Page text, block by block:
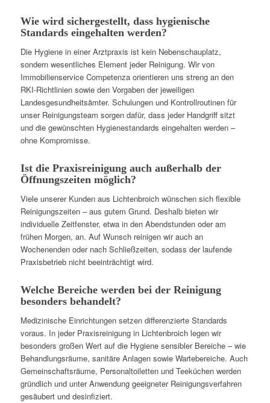
Wie wird sichergestellt, dass hygienische
Standards eingehalten werden?
Die Hygiene in einer Arztpraxis ist kein Nebenschauplatz,
sondern wesentliches Element jeder Reinigung. Wir von
Immobilienservice Competenza orientieren uns streng an den
RKI-Richtlinien sowie den Vorgaben der jeweiligen
Landesgesundheitsämter. Schulungen und Kontrollroutinen für
unser Reinigungsteam sorgen dafür, dass jeder Handgriff sitzt
und die gewünschten Hygienestandards eingehalten werden –
ohne Kompromisse.
Ist die Praxisreinigung auch außerhalb der
Öffnungszeiten möglich?
Viele unserer Kunden aus Lichtenbroich wünschen sich flexible
Reinigungszeiten – aus gutem Grund. Deshalb bieten wir
individuelle Zeitfenster, etwa in den Abendstunden oder am
frühen Morgen, an. Auf Wunsch reinigen wir auch an
Wochenenden oder nach Schließzeiten, sodass der laufende
Praxisbetrieb nicht beeinträchtigt wird.
Welche Bereiche werden bei der Reinigung
besonders behandelt?
Medizinische Einrichtungen setzen differenzierte Standards
voraus. In jeder Praxisreinigung in Lichtenbroich legen wir
besonders großen Wert auf die Hygiene sensibler Bereiche – wie
Behandlungsräume, sanitäre Anlagen sowie Wartebereiche. Auch
Gemeinschaftsräume, Personaltoiletten und Teeküchen werden
gründlich und unter Anwendung geeigneter Reinigungsverfahren
gesäubert und desinfiziert.